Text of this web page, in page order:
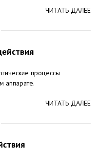
ЧИТАТЬ ДАЛЕЕ
процессы
аппарате.
ЧИТАТЬ ДАЛЕЕ